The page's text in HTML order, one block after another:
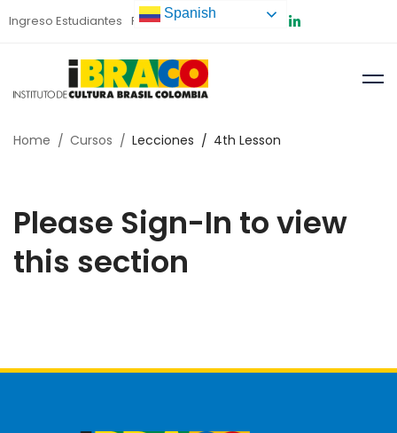
Ingreso Estudiantes Preinscripción
Home Cursos Lecciones 4th Lesson
Please Sign-In to view
this section
Spanish